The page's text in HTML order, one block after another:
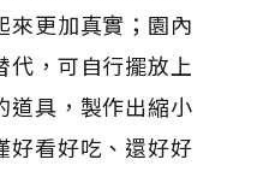
來更加真實；園內
代，可自行擺放上
道具，製作出縮小
好看好吃、還好好